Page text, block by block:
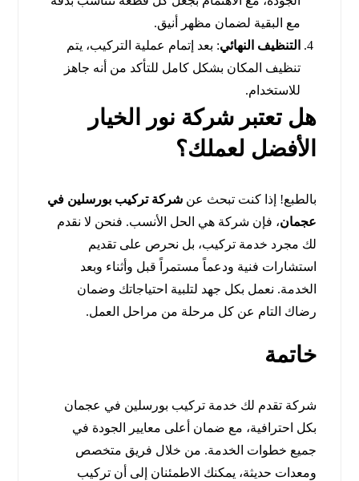
مع البقية لضمان مظهر أنيق.
التنظيف النهائي: بعد إتمام عملية التركيب، يتم
تنظيف المكان بشكل كامل للتأكد من أنه جاهز
للاستخدام.
هل تعتبر شركة نور الخيار
الأفضل لعملك؟
بالطبع! إذا كنت تبحث عنشركة تركيب بورسلين في
عجمان، فإن شركة هي الحل الأنسب. فنحن لا نقدم
لك مجرد خدمة تركيب، بل نحرص على تقديم
استشارات فنية ودعماً مستمراً قبل وأثناء وبعد
الخدمة. نعمل بكل جهد لتلبية احتياجاتك وضمان
رضاك التام عن كل مرحلة من مراحل العمل.
خاتمة
شركة تقدم لك خدمة تركيب بورسلين في عجمان
بكل احترافية، مع ضمان أعلى معايير الجودة في
جميع خطوات الخدمة. من خلال فريق متخصص
ومعدات حديثة، يمكنك الاطمئنان إلى أن تركيب